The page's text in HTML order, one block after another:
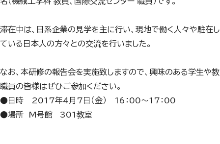
滞在中は、日系企業の見学を主に行い、現地で働く人々や駐在し
ている日本人の方々との交流を行いました。
なお、本研修の報告会を実施致しますので、興味のある学生や教
職員の皆様はぜひご参加ください。
●日時 2017年4月7日（金） 16：00～17：00
●場所 M号館 301教室